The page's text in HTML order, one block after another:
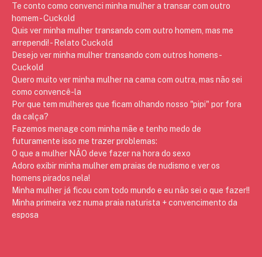
Te conto como convenci minha mulher a transar com outro
homem - Cuckold
Quis ver minha mulher transando com outro homem, mas me
arrependi! - Relato Cuckold
Desejo ver minha mulher transando com outros homens -
Cuckold
Quero muito ver minha mulher na cama com outra, mas não sei
como convencê-la
Por que tem mulheres que ficam olhando nosso "pipi" por fora
da calça?
Fazemos menage com minha mãe e tenho medo de
futuramente isso me trazer problemas:
O que a mulher NÃO deve fazer na hora do sexo
Adoro exibir minha mulher em praias de nudismo e ver os
homens pirados nela!
Minha mulher já ficou com todo mundo e eu não sei o que fazer!!
Minha primeira vez numa praia naturista + convencimento da
esposa